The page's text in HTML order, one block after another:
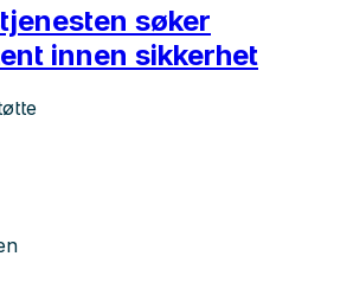
søker
innen sikkerhet